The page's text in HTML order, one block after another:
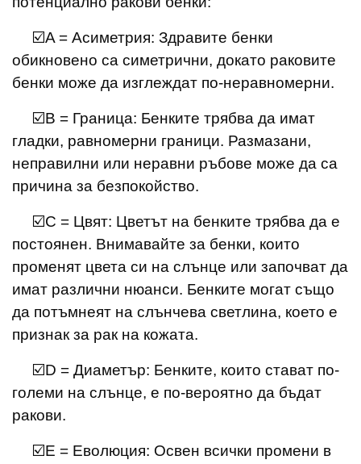
☑️A = Асиметрия: Здравите бенки
обикновено са симетрични, докато раковите
бенки може да изглеждат по-неравномерни.
☑️B = Граница: Бенките трябва да имат
гладки, равномерни граници. Размазани,
неправилни или неравни ръбове може да са
причина за безпокойство.
☑️C = Цвят: Цветът на бенките трябва да е
постоянен. Внимавайте за бенки, които
променят цвета си на слънце или започват да
имат различни нюанси. Бенките могат също
да потъмнеят на слънчева светлина, което е
признак за рак на кожата.
☑️D = Диаметър: Бенките, които стават по-
големи на слънце, е по-вероятно да бъдат
ракови.
☑️E = Еволюция: Освен всички промени в